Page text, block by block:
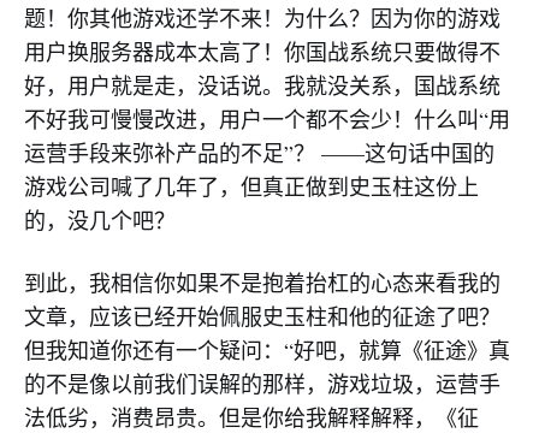
题！你其他游戏还学不来！为什么？因为你的游戏
用户换服务器成本太高了！你国战系统只要做得不
好，用户就是走，没话说。我就没关系，国战系统
不好我可慢慢改进，用户一个都不会少！什么叫“用
运营手段来弥补产品的不足”？ ——这句话中国的
游戏公司喊了几年了，但真正做到史玉柱这份上
的，没几个吧？
到此，我相信你如果不是抱着抬杠的心态来看我的
文章，应该已经开始佩服史玉柱和他的征途了吧？
但我知道你还有一个疑问：“好吧，就算《征途》真
的不是像以前我们误解的那样，游戏垃圾，运营手
法低劣，消费昂贵。但是你给我解释解释，《征